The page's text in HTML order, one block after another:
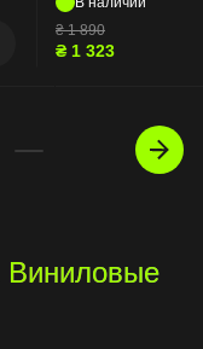
₴1 890
₴ 1 323
Виниловые